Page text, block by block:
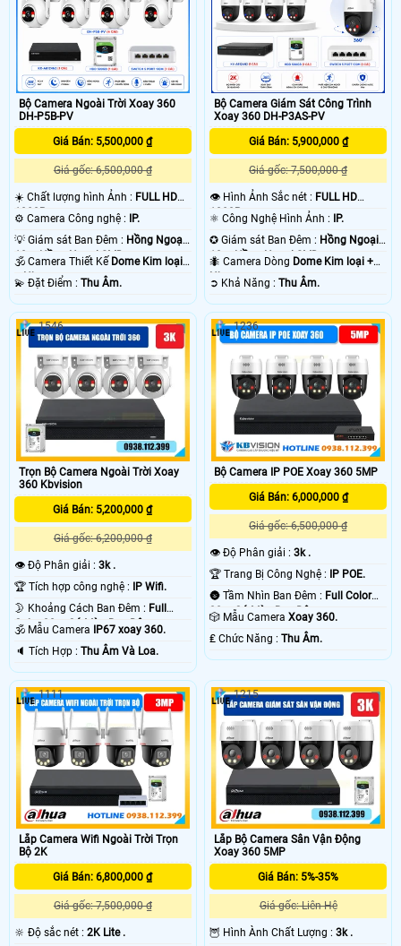
Bộ Camera Ngoài Trời Xoay 360
DH-P5B-PV
Giá Bán: 5,500,000 ₫
Giá gốc: 6,500,000 ₫
☀️ Chất lượng hình Ảnh : FULL HD
1080P .
⚙ Camera Công nghệ :
IP.
💡 Giám sát Ban Đêm : Hồng Ngoại
10m Hồng Ngoại SMD.
🕉️ Camera Thiết Kế Dome Kim loại
+ Nhựa.
️💫 Đặt Điểm : Thu Âm.
Bộ Camera Giám Sát Công Trình
Xoay 360 DH-P3AS-PV
Giá Bán: 5,900,000 ₫
Giá gốc: 7,500,000 ₫
👁 Hình Ảnh Sắc nét : FULL HD
1080P .
⚛️ Công Nghệ Hình Ảnh :
IP.
✪ Giám sát Ban Đêm : Hồng Ngoại
10m Hồng Ngoại SMD.
🐜 Camera Dòng Dome Kim loại +
Nhựa.
️➲ Khả Năng :Thu Âm.
Trọn Bộ Camera Ngoài Trời Xoay
360 Kbvision
Giá Bán: 5,200,000 ₫
Giá gốc: 6,200,000 ₫
👁 Độ Phân giải : 3k .
🏆 Tích hợp công nghệ : IP Wifi.
🌛 Khoảng Cách Ban Đêm : Full
Color 30m Có Màu Ban Ðêm.
🕉️ Mẫu Camera IP67 xoay 360.
️🔈 Tích Hợp : Thu Âm Và Loa.
1546
Bộ Camera IP POE Xoay 360 5MP
Giá Bán: 6,000,000 ₫
Giá gốc: 6,500,000 ₫
👁 Độ Phân giải :3k .
🏆 Trang Bị Công Nghệ : IP POE.
🌚 Tầm Nhìn Ban Đêm : Full Color
30m Có Màu Ban Ðêm.
🎲 Mẫu CameraXoay 360.
️₤ Chức Năng :Thu Âm.
1236
Lắp Camera Wifi Ngoài Trời Trọn
Bộ 2K
Giá Bán: 6,800,000 ₫
Giá gốc: 7,500,000 ₫
🔆 Độ sắc nét : 2K Lite .
1111
Lắp Bộ Camera Sân Vận Động
Xoay 360 5MP
Giá Bán: 5%-35%
Giá gốc: Liên Hệ
🦉 Hình Ành Chất Lượng :3k .
1215